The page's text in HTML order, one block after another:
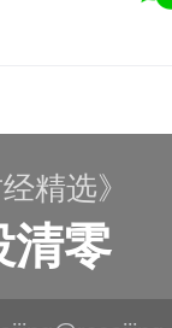
精选》
清零